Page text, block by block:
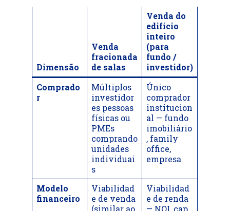
Dimensão
Venda
fracionada
de salas
Venda do
edifício
inteiro
(para
fundo /
investidor)
Comprado
r
Múltiplos
investidor
es pessoas
físicas ou
PMEs
comprando
unidades
individuai
s
Único
comprador
institucion
al — fundo
imobiliário
, family
office,
empresa
Modelo
financeiro
Viabilidad
e de venda
(similar ao
Viabilidad
e de renda
— NOI, cap